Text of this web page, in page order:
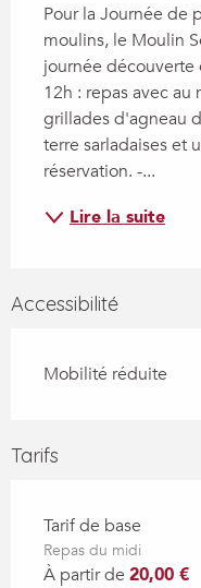
Pour la Journée de
moulins, le Moulin
journée
12h : repas avec
grillades d'agneau
terre sarladaises et
réservation. -...
Lire la suite
Accessibilité
Mobilité réduite
Tarifs
Tarif de base
Repas du midi
À partir de 20,00 €